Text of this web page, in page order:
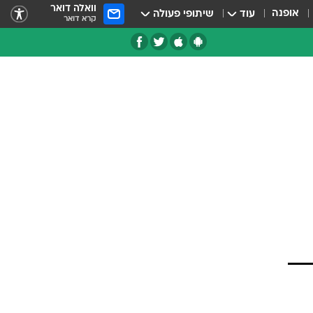
אופנה עוד שיתופי פעולה וואלה דואר
קרא דואר